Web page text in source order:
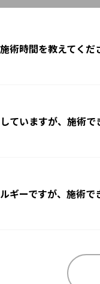
術時間を教えてくだ
ていますが、施術で
ギーですが、施術で